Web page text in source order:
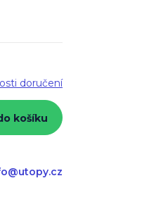
doručení
košíku
@utopy.cz